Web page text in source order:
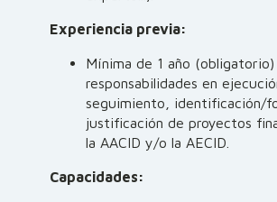
Experiencia previa:
Mínima de 1 año (obligatorio)
responsabilidades en
seguimiento, identificación/
justificación de proyectos
la AACID y/o la AECID.
Capacidades: